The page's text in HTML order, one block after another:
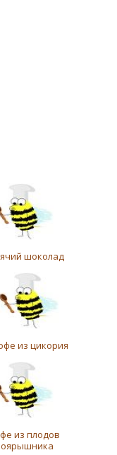
шоколад
из цикория
из плодов